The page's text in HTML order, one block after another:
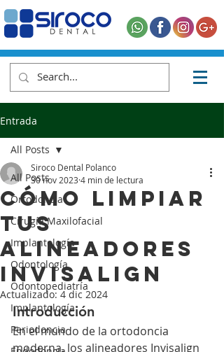
Entrada
All Posts
Ortodoncia
Cirugía Maxilofacial
Implantología
Odontología
Odontopediatría
Implantología
Periodoncia
All Posts
Cómo Limpiar
tus
Alineadores
Invisalign
Siroco Dental Polanco
30 nov 2023 4 min de lectura
Actualizado:4 dic 2024
Introducción
En el mundo de la ortodoncia
moderna, los alineadores Invisalign